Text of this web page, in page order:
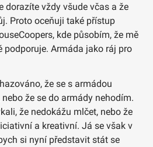
dorazíte vždy všude včas a že
Proto oceňuji také přístup
kde působím, že mě
podporuje. Armáda jako ráj pro
že se s armádou
že se do armády nehodím.
že nedokážu mlčet, nebo že
a kreativní. Já se však v
si nyní představit stát se